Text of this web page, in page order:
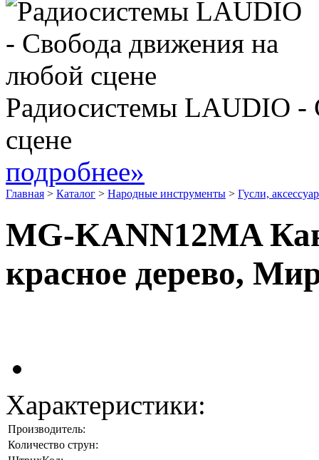
Радиосистемы LAUDIO -
сцене
подробнее»
Главная > Каталог > Народные инструменты > Гусли,
MG-KANN12MA
красное дерево,
Характеристики:
Производитель:
Количество струн: